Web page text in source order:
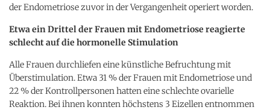
der Endometriose zuvor in der Vergangenheit operiert worden.
Etwa ein Drittel der Frauen mit Endometriose reagierte
schlecht auf die hormonelle Stimulation
Alle Frauen durchliefen eine künstliche Befruchtung mit
Überstimulation. Etwa 31 % der Frauen mit Endometriose und
22 % der Kontrollpersonen hatten eine schlechte ovarielle
Reaktion. Bei ihnen konnten höchstens 3 Eizellen entnommen